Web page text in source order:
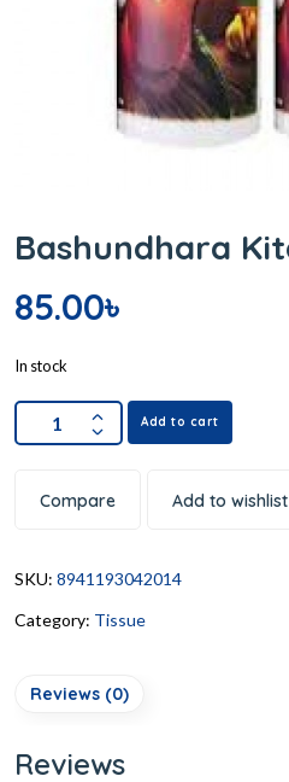
Bashundhara
85.00৳
In stock
Add to cart
Compare Add to wishlist
SKU: 8941193042014
Category: Tissue
Reviews (0)
Reviews